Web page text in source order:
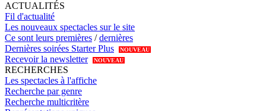
ACTUALITÉS
Fil d'actualité
Les nouveaux spectacles sur le site
Ce sont leurs premières /dernières
Dernières soirées Starter Plus
NOUVEAU
Recevoir la newsletter NOUVEAU
RECHERCHES
Les spectacles à l'affiche
Recherche par genre
Recherche multicritère